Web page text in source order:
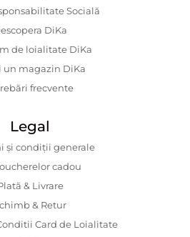
Socială
DiKa
de loialitate DiKa
un magazin DiKa
frecvente
Legal
și condiții generale
cadou
& Livrare
& Retur
Card de Loialitate